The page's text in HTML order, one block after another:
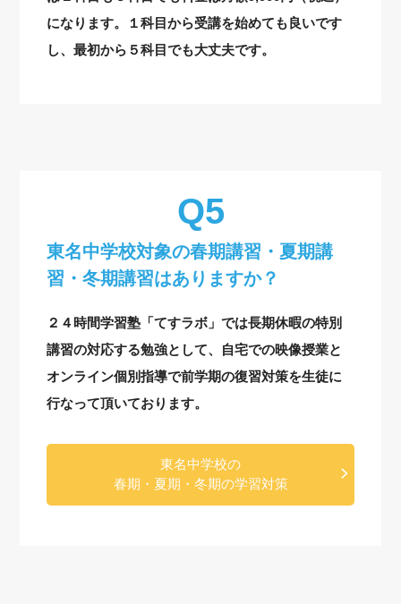
になります。１科目から受講を始めても良いです
し、最初から５科目でも大丈夫です。
東名中学校対象の春期講習・夏期講
習・冬期講習はありますか？
２４時間学習塾「てすラボ」では長期休暇の特別
講習の対応する勉強として、自宅での映像授業と
オンライン個別指導で前学期の復習対策を生徒に
行なって頂いております。
東名中学校の
春期・夏期・冬期の学習対策